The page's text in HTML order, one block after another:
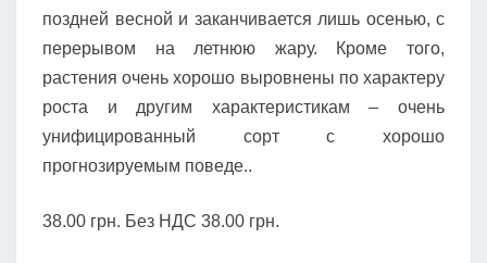
поздней весной и заканчивается лишь осенью, с
перерывом на летнюю жару. Кроме того,
растения очень хорошо выровнены по характеру
роста и другим характеристикам – очень
унифицированный сорт с хорошо
прогнозируемым поведе..
38.00 грн. Без НДС 38.00 грн.